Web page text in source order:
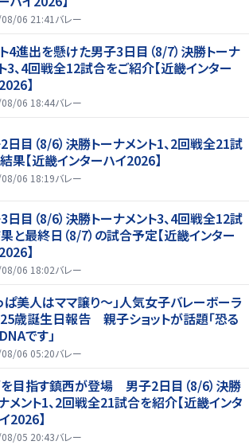
06 21:41 バレー
4進出を懸けた男子3日目（8/7）決勝トーナ
3、4回戦全12試合をご紹介【近畿インター
】
06 18:44バレー
日目（8/6）決勝トーナメント1、2回戦全21試
果【近畿インターハイ2026】
06 18:19バレー
日目（8/6）決勝トーナメント3、4回戦全12試
と最終日（8/7）の試合予定【近畿インター
】
06 18:02バレー
ぱ美人はママ譲り～」人気女子バレーボーラ
歳誕生日報告 親子ショットが話題「恐る
です」
06 05:20バレー
目指す鎮西が登場 男子2日目（8/6）決勝
メント1、2回戦全21試合を紹介【近畿インタ
2026】
05 20:43バレー